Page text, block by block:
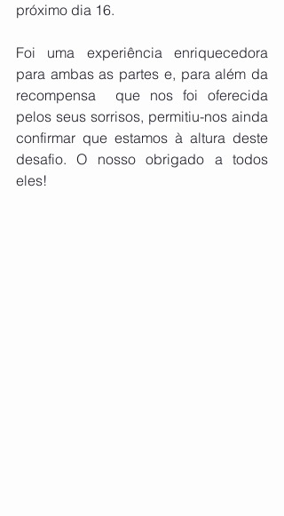
próximo dia 16.
Foi uma experiência enriquecedora
para ambas as partes e, para além da
recompensa  que nos foi oferecida
pelos seus sorrisos, permitiu-nos ainda
confirmar que estamos à altura deste
desafio. O nosso obrigado a todos
eles!